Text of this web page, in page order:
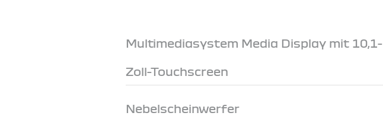
Multimediasystem Media Display mit 10,1-
Zoll-Touchscreen
Nebelscheinwerfer